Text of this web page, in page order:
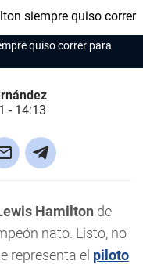
quiso correr para
- 14:13
Hamilton de
nato. Listo, no
representa el piloto